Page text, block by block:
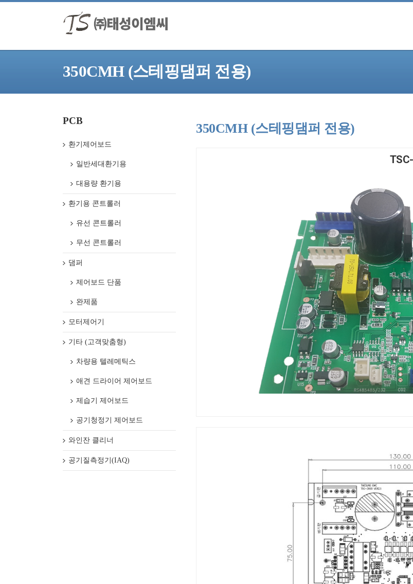
350CMH (스테핑댐퍼 전용)
350CMH (스테핑댐퍼 전용)
PCB
환기제어보드
일반세대환기용
대용량 환기용
환기용 콘트롤러
유선 콘트롤러
무선 콘트롤러
댐퍼
제어보드 단품
완제품
모터제어기
기타 (고객맞춤형)
차량용 텔레메틱스
애견 드라이어 제어보드
제습기 제어보드
공기청정기 제어보드
와인잔 클리너
공기질측정기(IAQ)